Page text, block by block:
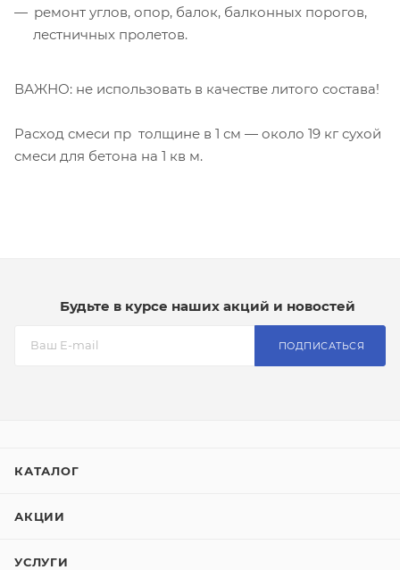
ремонт углов, опор, балок, балконных порогов,
лестничных пролетов.
ВАЖНО: не использовать в качестве литого состава!
Расход смеси пр толщине в 1 см — около 19 кг сухой
смеси для бетона на 1 кв м.
Будьте в курсе наших акций и новостей
ПОДПИСАТЬСЯ
КАТАЛОГ
АКЦИИ
УСЛУГИ